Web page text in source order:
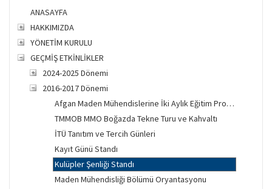
ANASAYFA
HAKKIMIZDA
YÖNETİM KURULU
GEÇMİŞ ETKİNLİKLER
2024-2025 Dönemi
2016-2017 Dönemi
Afgan Maden Mühendislerine İki Aylık Eğitim Projesi
TMMOB MMO Boğazda Tekne Turu ve Kahvaltı
İTÜ Tanıtım ve Tercih Günleri
Kayıt Günü Standı
Kulüpler Şenliği Standı
Maden Mühendisliği Bölümü Oryantasyonu